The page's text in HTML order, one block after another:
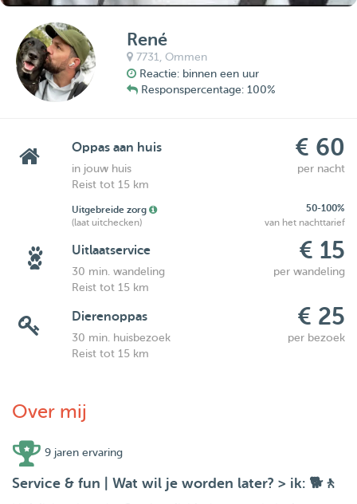
René
7731,Ommen
Reactie: binnen een uur
Responspercentage: 100%
Oppas aan huis € 60
in jouw huis
per nacht
Reist tot 15 km
Uitgebreide zorg
50-100%
(laat uitchecken)
van het nachttarief
Uitlaatservice € 15
30 min. wandeling
per wandeling
Reist tot 15 km
Dierenoppas € 25
30 min. huisbezoek
per bezoek
Reist tot 15 km
Over mij
9 jaren ervaring
Service & fun | Wat wil je worden later? > ik: 🐕🚶